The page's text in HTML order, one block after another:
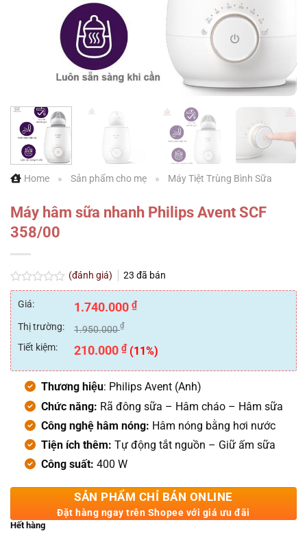
Home » Sản phẩm cho mẹ » Máy Tiệt Trùng Bình Sữa
Máy hâm sữa nhanh Philips Avent SCF
358/00
Được
xếp
hạng
0
5
sao
(đánh giá) 23 đã bán
Giá: 1.740.000 ₫
Thị trường:
1.950.000₫
Tiết kiệm: 210.000 ₫ (11%)
Thương hiệu: Philips Avent (Anh)
Chức năng: Rã đông sữa – Hâm cháo – Hâm sữa
Công nghệ hâm nóng: Hâm nóng bằng hơi nước
Tiện ích thêm: Tự động tắt nguồn – Giữ ấm sữa
Công suất: 400 W
SẢN PHẨM CHỈ BÁN ONLINE
Đặt hàng ngay trên Shopee với giá ưu đãi
Hết hàng